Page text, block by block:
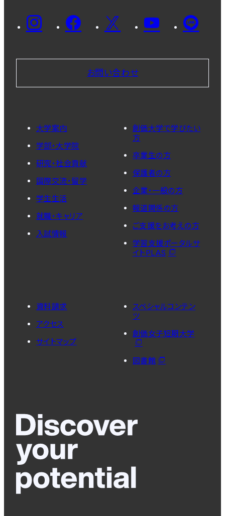
お問い合わせ
大学案内
学部・大学院
研究・社会貢献
国際交流・留学
学生生活
就職・キャリア
入試情報
創価大学で学びたい
方
卒業生の方
保護者の方
企業・一般の方
報道関係の方
ご支援をお考えの方
学習支援ポータルサ
イトPLAS
資料請求
アクセス
サイトマップ
スペシャルコンテン
ツ
創価女子短期大学
図書館